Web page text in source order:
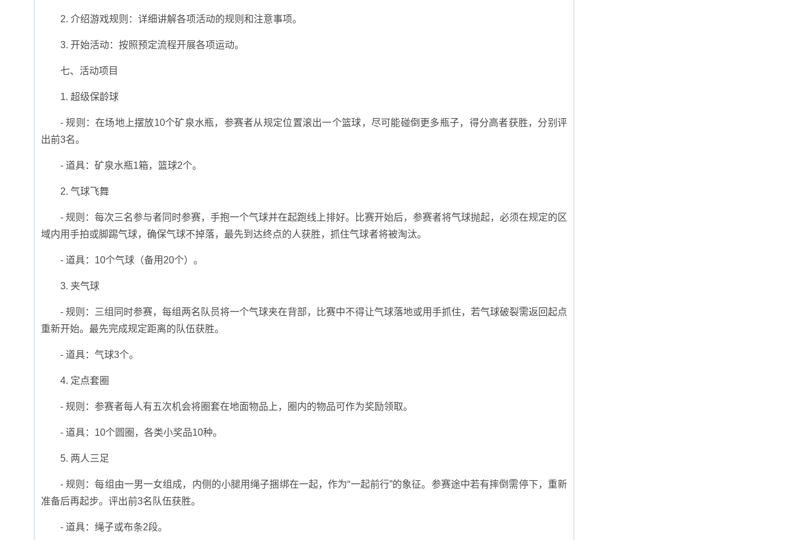
2. 介绍游戏规则：详细讲解各项活动的规则和注意事项。
3. 开始活动：按照预定流程开展各项运动。
七、活动项目
1. 超级保龄球
- 规则：在场地上摆放10个矿泉水瓶，参赛者从规定位置滚出一个篮球，尽可能碰倒更多瓶子，得分高者获胜，分别评
出前3名。
- 道具：矿泉水瓶1箱，篮球2个。
2. 气球飞舞
- 规则：每次三名参与者同时参赛，手抱一个气球并在起跑线上排好。比赛开始后，参赛者将气球抛起，必须在规定的区
域内用手拍或脚踢气球，确保气球不掉落，最先到达终点的人获胜，抓住气球者将被淘汰。
- 道具：10个气球（备用20个）。
3. 夹气球
- 规则：三组同时参赛，每组两名队员将一个气球夹在背部，比赛中不得让气球落地或用手抓住，若气球破裂需返回起点
重新开始。最先完成规定距离的队伍获胜。
- 道具：气球3个。
4. 定点套圈
- 规则：参赛者每人有五次机会将圈套在地面物品上，圈内的物品可作为奖励领取。
- 道具：10个圆圈，各类小奖品10种。
5. 两人三足
- 规则：每组由一男一女组成，内侧的小腿用绳子捆绑在一起，作为“一起前行”的象征。参赛途中若有摔倒需停下，重新
准备后再起步。评出前3名队伍获胜。
- 道具：绳子或布条2段。